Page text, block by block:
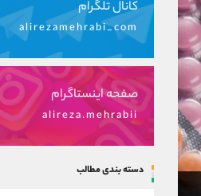
کانال تلگرام
alirezamehrabi_com
صفحه اینستاگرام
alireza.mehrabii
دسته بندی مطالب